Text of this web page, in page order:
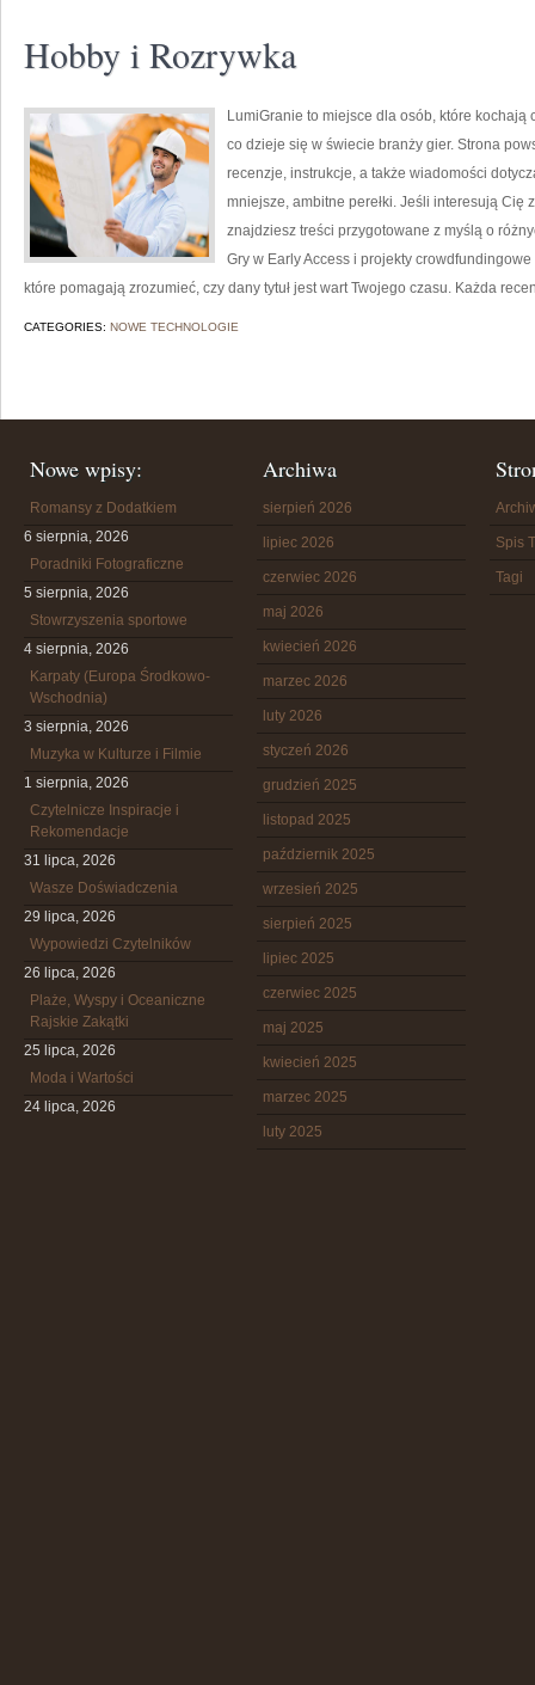
Hobby i Rozrywka
LumiGranie to miejsce dla osób, które
co dzieje się w świecie branży gier. Strona
recenzje, instrukcje, a także wiadomości
mniejsze, ambitne perełki. Jeśli interesują Cię
znajdziesz treści przygotowane z myślą o
Gry w Early Access i projekty
które pomagają zrozumieć, czy dany tytuł jest wart Twojego czasu. Każda
CATEGORIES: NOWE TECHNOLOGIE
Nowe wpisy:
Romansy z Dodatkiem
6 sierpnia, 2026
Poradniki Fotograficzne
5 sierpnia, 2026
Stowrzyszenia sportowe
4 sierpnia, 2026
Karpaty (Europa Środkowo-
Wschodnia)
3 sierpnia, 2026
Muzyka w Kulturze i Filmie
1 sierpnia, 2026
Czytelnicze Inspiracje i
Rekomendacje
31 lipca, 2026
Wasze Doświadczenia
29 lipca, 2026
Wypowiedzi Czytelników
26 lipca, 2026
Plaże, Wyspy i Oceaniczne
Rajskie Zakątki
25 lipca, 2026
Moda i Wartości
24 lipca, 2026
Archiwa
sierpień 2026
lipiec 2026
czerwiec 2026
maj 2026
kwiecień 2026
marzec 2026
luty 2026
styczeń 2026
grudzień 2025
listopad 2025
październik 2025
wrzesień 2025
sierpień 2025
lipiec 2025
czerwiec 2025
maj 2025
kwiecień 2025
marzec 2025
luty 2025
Spis
Tagi